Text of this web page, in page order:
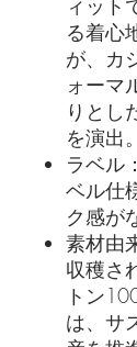
ィット
る着心
が、カ
ォーマ
りとし
を演出。
ラベル
ベル仕
ク感が
素材由
収穫さ
トン
は、サ